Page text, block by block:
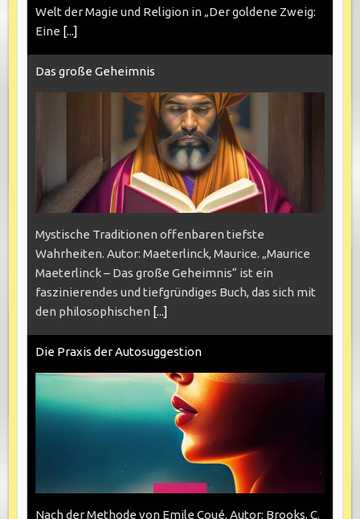
Welt der Magie und Religion in „Der goldene Zweig:
Eine [...]
Das große Geheimnis
Mystische Traditionen offenbaren tiefste
Wahrheiten. Autor: Maeterlinck, Maurice. „Maurice
Maeterlinck – Das große Geheimnis“ ist ein
faszinierendes und tiefgründiges Buch, das sich mit
den philosophischen [...]
Die Praxis der Autosuggestion
Nach der Methode von Emile Coué. Autor: Brooks, C.